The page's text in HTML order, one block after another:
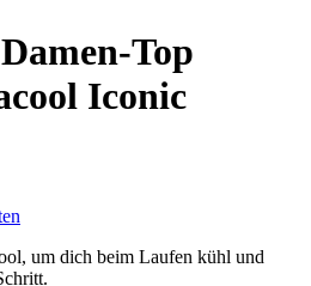
Damen-Top
Iconic
um dich beim Laufen kühl und